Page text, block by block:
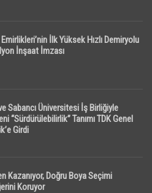
İlk Yüksek Hızlı Demiryolu
İnşaat İmzası
Sabancı Üniversitesi İş Birliğiyle
“Sürdürülebilirlik” Tanımı TDK Genel
Girdi
Kazanıyor, Doğru Boya Seçimi
Koruyor